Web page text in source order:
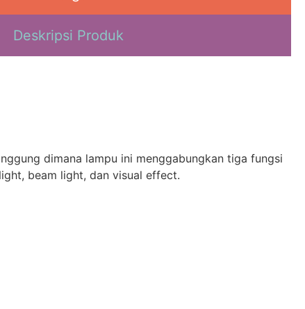
Deskripsi Produk
dimana lampu ini menggabungkan tiga fungsi
beam light, dan visual effect.